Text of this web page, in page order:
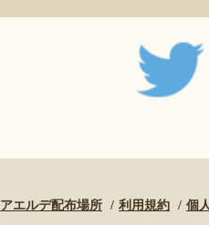
アエルデ配布場所 利用規約 個